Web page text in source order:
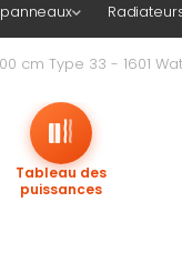
cm Type 33 - 1601
Tableau des
puissances